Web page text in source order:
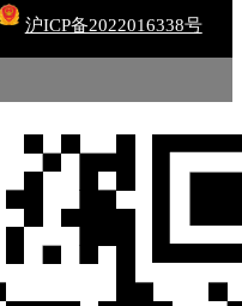
沪ICP备2022016338号